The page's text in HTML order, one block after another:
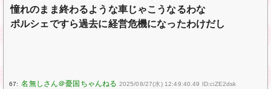
憧れのまま終わるような車じゃこうなるわな
ポルシェですら過去に経営危機になったわけだし
67: 2025/08/27(水) 12:49:40.49 ID:ciZE2dsk